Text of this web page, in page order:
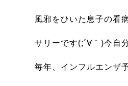
風邪をひいた息子の看
サリーです(;´∀｀)今自
毎年、インフルエンザ